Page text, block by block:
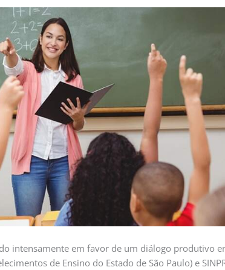
intensamente em favor de um diálogo produtivo
de Ensino do Estado de São Paulo) e